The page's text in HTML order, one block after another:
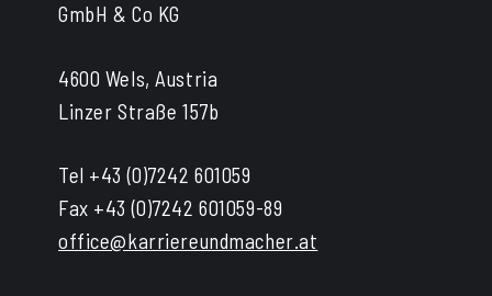
GmbH & Co KG
4600 Wels, Austria
Linzer Straße 157b
Tel +43 (0)7242 601059
Fax +43 (0)7242 601059-89
office@karriereundmacher.at